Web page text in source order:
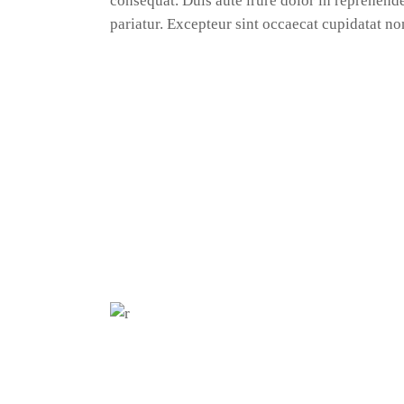
pariatur. Excepteur sint occaecat cupidatat